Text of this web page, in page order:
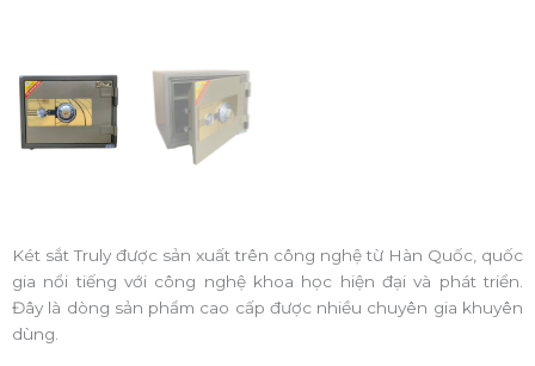
Két sắt Truly được sản xuất trên công nghệ từ Hàn Quốc, quốc
gia nổi tiếng với công nghệ khoa học hiện đại và phát triển.
Đây là dòng sản phẩm cao cấp được nhiều chuyên gia khuyên
dùng.